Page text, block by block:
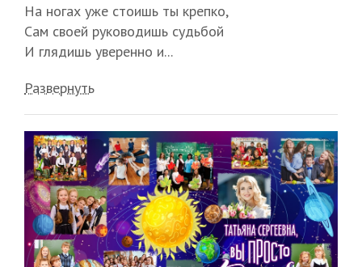
На ногах уже стоишь ты крепко,
Сам своей руководишь судьбой
И глядишь уверенно и...
Развернуть